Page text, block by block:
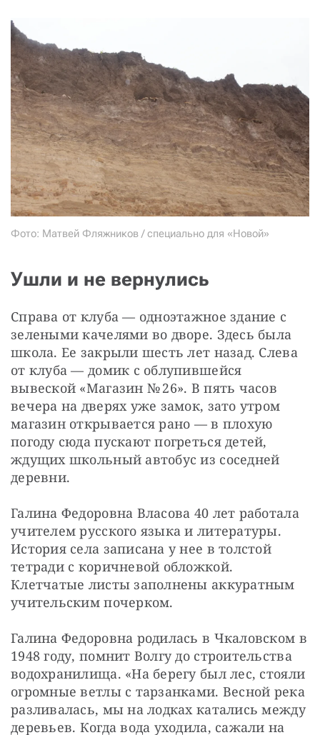
Фото: Матвей Фляжников / специально для «Новой»
Ушли и не вернулись
Справа от клуба — ​одноэтажное здание с
зелеными качелями во дворе. Здесь была
школа. Ее закрыли шесть лет назад. Слева
от клуба — ​домик с облупившейся
вывеской «Магазин № 26». В пять часов
вечера на дверях уже замок, зато утром
магазин открывается рано — ​в плохую
погоду сюда пускают погреться детей,
ждущих школьный автобус из соседней
деревни.
Галина Федоровна Власова 40 лет работала
учителем русского языка и литературы.
История села записана у нее в толстой
тетради с коричневой обложкой.
Клетчатые листы заполнены аккуратным
учительским почерком.
Галина Федоровна родилась в Чкаловском в
1948 году, помнит Волгу до строительства
водохранилища. «На берегу был лес, стояли
огромные ветлы с тарзанками. Весной река
разливалась, мы на лодках катались между
деревьев. Когда вода уходила, сажали на